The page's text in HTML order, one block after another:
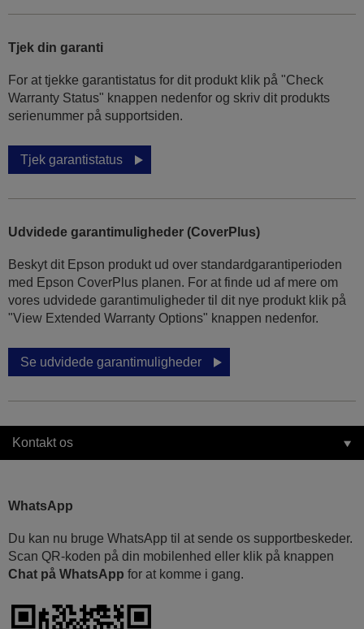
Tjek din garanti
For at tjekke garantistatus for dit produkt klik på "Check
Warranty Status" knappen nedenfor og skriv dit produkts
serienummer på supportsiden.
Tjek garantistatus
Udvidede garantimuligheder (CoverPlus)
Beskyt dit Epson produkt ud over standardgarantiperioden
med Epson CoverPlus planen. For at finde ud af mere om
vores udvidede garantimuligheder til dit nye produkt klik på
"View Extended Warranty Options" knappen nedenfor.
Se udvidede garantimuligheder
Kontakt os
WhatsApp
Du kan nu bruge WhatsApp til at sende os supportbeskeder.
Scan QR-koden på din mobilenhed eller klik på knappen
Chat på WhatsApp for at komme i gang.